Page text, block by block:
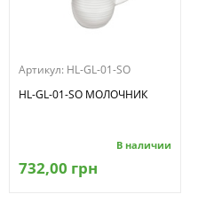
Артикул: HL-GL-01-SO
HL-GL-01-SO МОЛОЧНИК
В наличии
732,00 грн